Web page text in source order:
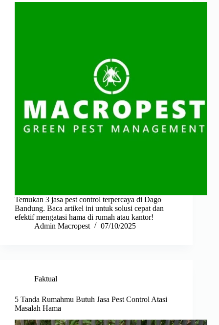
Temukan 3 jasa pest control terpercaya di Dago
Bandung. Baca artikel ini untuk solusi cepat dan
efektif mengatasi hama di rumah atau kantor!
Admin Macropest
07/10/2025
Faktual
5 Tanda Rumahmu Butuh Jasa Pest Control Atasi
Masalah Hama